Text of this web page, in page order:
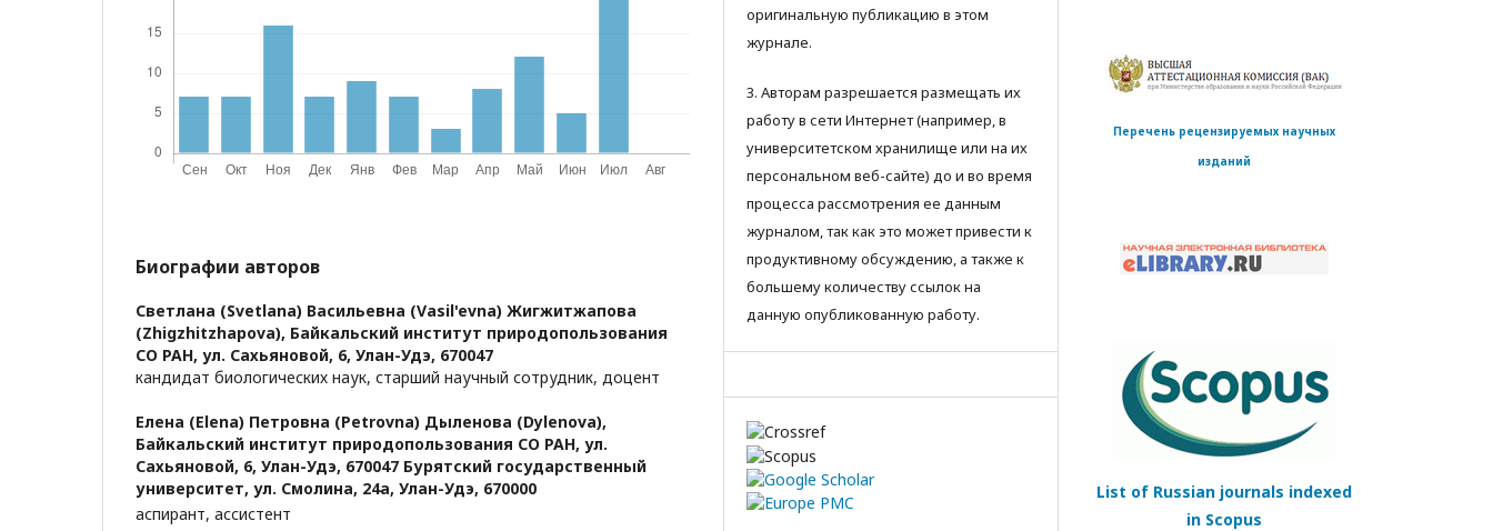
Биографии авторов
Светлана (Svetlana) Васильевна (Vasil'evna) Жигжитжапова
(Zhigzhitzhapova), Байкальский институт природопользования
СО РАН, ул. Сахьяновой, 6, Улан-Удэ, 670047
кандидат биологических наук, старший научный сотрудник, доцент
Елена (Elena) Петровна (Petrovna) Дыленова (Dylenova),
Байкальский институт природопользования СО РАН, ул.
Сахьяновой, 6, Улан-Удэ, 670047 Бурятский государственный
университет, ул. Смолина, 24а, Улан-Удэ, 670000
аспирант, ассистент
оригинальную публикацию в этом
журнале.
3. Авторам разрешается размещать их
работу в сети Интернет (например, в
университетском хранилище или на их
персональном веб-сайте) до и во время
процесса рассмотрения ее данным
журналом, так как это может привести к
продуктивному обсуждению, а также к
большему количеству ссылок на
данную опубликованную работу.
Перечень рецензируемых научных
изданий
List of Russian journals indexed
in Scopus